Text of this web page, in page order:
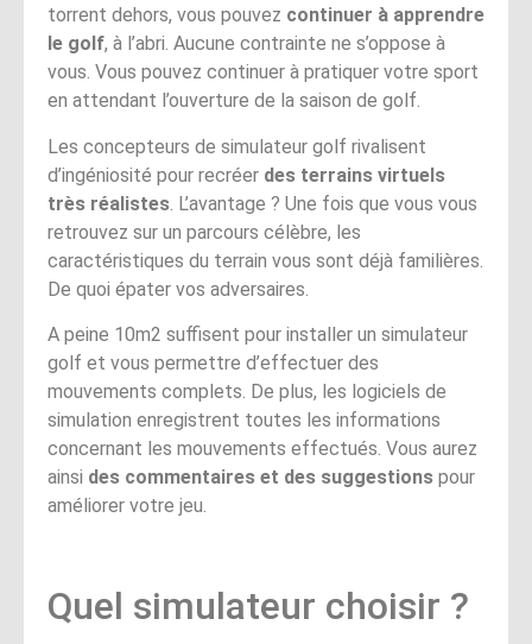
torrent dehors, vous pouvez continuer à apprendre
le golf, à l’abri. Aucune contrainte ne s’oppose à
vous. Vous pouvez continuer à pratiquer votre sport
en attendant l’ouverture de la saison de golf.
Les concepteurs de simulateur golf rivalisent
d’ingéniosité pour recréer des terrains virtuels
très réalistes . L’avantage ? Une fois que vous vous
retrouvez sur un parcours célèbre, les
caractéristiques du terrain vous sont déjà familières.
De quoi épater vos adversaires.
A peine 10m2 suffisent pour installer un simulateur
golf et vous permettre d’effectuer des
mouvements complets. De plus, les logiciels de
simulation enregistrent toutes les informations
concernant les mouvements effectués. Vous aurez
ainsi des commentaires et des suggestions pour
améliorer votre jeu.
Quel simulateur choisir ?